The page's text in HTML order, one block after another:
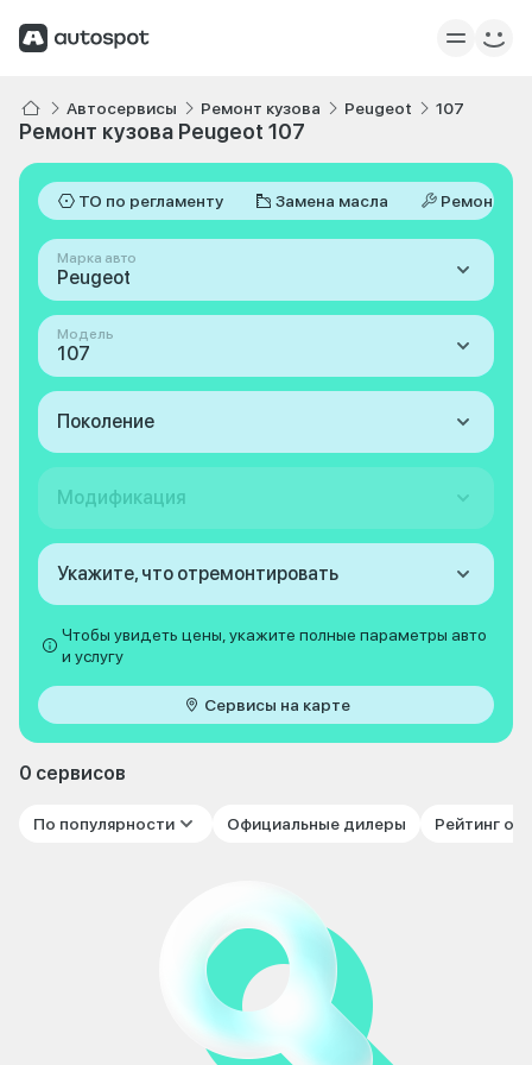
Автосервисы Ремонт кузова Peugeot 107
Ремонт кузова Peugeot 107
ТО по регламенту Замена масла Ремонт
Марка авто
Peugeot
Модель
107
Поколение
Модификация
Укажите, что отремонтировать
Чтобы увидеть цены, укажите полные параметры авто
и услугу
Сервисы на карте
0 сервисов
По популярности Официальные дилеры Рейтинг